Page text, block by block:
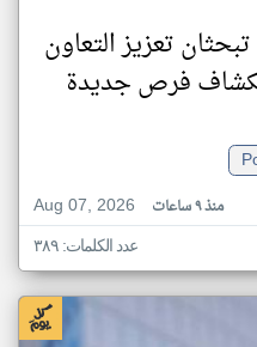
تعزيز التعاون
فرص جديدة
Aug 07, 2026
منذ ٩ ساعات
عدد الكلمات: ٣٨٩